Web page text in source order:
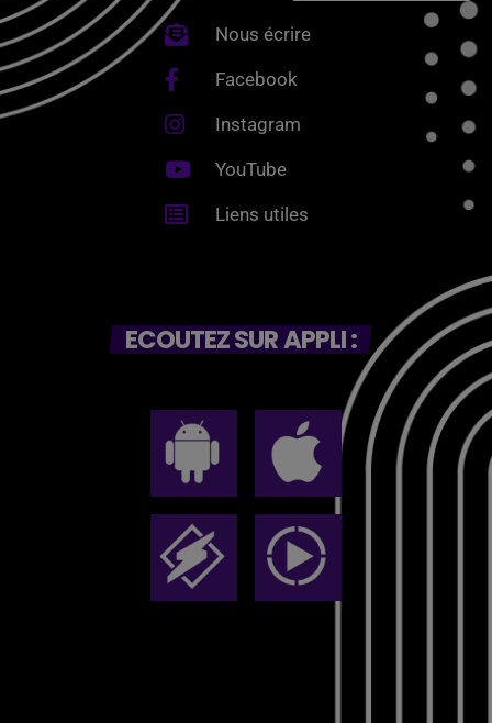
Nous écrire
Facebook
Instagram
YouTube
Liens utiles
ECOUTEZ SUR APPLI :